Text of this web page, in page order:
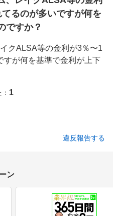
るのが多いですが何を
ですか？
クALSA等の金利が3％〜1
すが何を基準で金利が上下
1
違反報告する
ン